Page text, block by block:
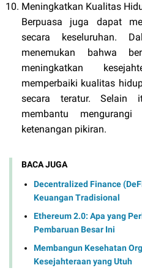
Meningkatkan Kualitas
Berpuasa juga dapat
secara keseluruhan.
menemukan bahwa
meningkatkan
memperbaiki kualitas
secara teratur. Selain
membantu
ketenangan pikiran.
BACA JUGA
Decentralized Finance
Keuangan Tradisional
Ethereum 2.0: Apa yang
Pembaruan Besar Ini
Membangun Kesehatan
Kesejahteraan yang Utuh